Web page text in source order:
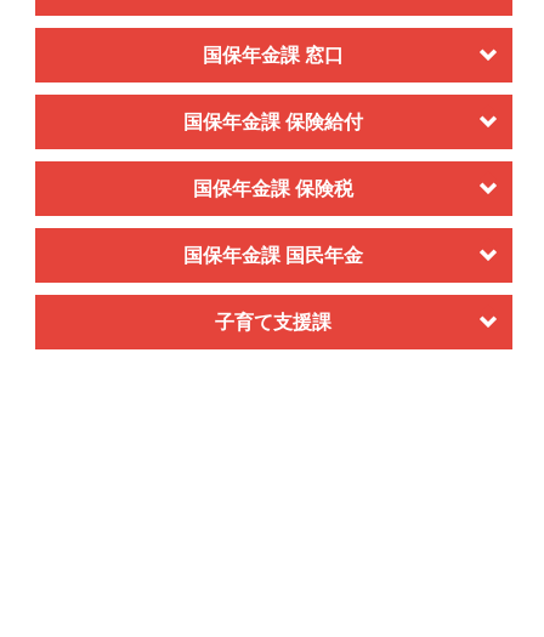
国保年金課 窓口
国保年金課 保険給付
国保年金課 保険税
国保年金課 国民年金
子育て支援課